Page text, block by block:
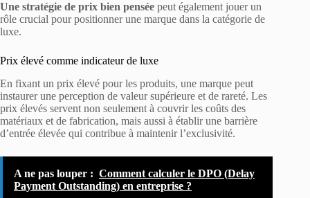
Une stratégie de prix bien pensée peut également jouer un
rôle crucial pour positionner une marque dans la catégorie de
luxe.
Prix élevé comme indicateur de luxe
En fixant un prix élevé pour les produits, une marque peut
instaurer une perception de valeur supérieure et de rareté. Les
prix élevés servent non seulement à couvrir les coûts des
matériaux et de fabrication, mais aussi à établir une barrière
d’entrée élevée qui contribue à maintenir l’exclusivité.
A ne pas louper : Comment calculer le DPO (Delay
Payment Outstanding) en entreprise ?